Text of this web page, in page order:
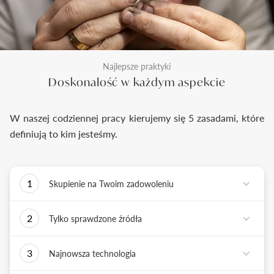
Najlepsze praktyki
Doskonałość w każdym aspekcie
W naszej codziennej pracy kierujemy się 5 zasadami, które
definiują to kim jesteśmy.
1
Skupienie na Twoim zadowoleniu
zadanie - dostarczyć Ci biżuterię i doświadczenie,
2
Tylko sprawdzone źródła
sprawdzonych źródłach pochodzenia i
3
Najnowsza technologia